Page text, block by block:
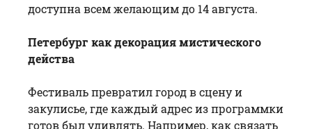
доступна всем желающим до 14 августа.
Петербург как декорация мистического
действа
Фестиваль превратил город в сцену и
закулисье, где каждый адрес из программки
готов был удивлять. Например, как связать